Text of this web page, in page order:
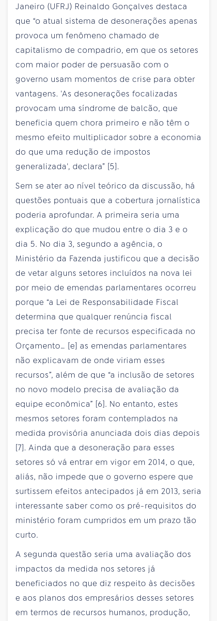
Janeiro (UFRJ) Reinaldo Gonçalves destaca
que “o atual sistema de desonerações apenas
provoca um fenômeno chamado de
capitalismo de compadrio, em que os setores
com maior poder de persuasão com o
governo usam momentos de crise para obter
vantagens. 'As desonerações focalizadas
provocam uma síndrome de balcão, que
beneficia quem chora primeiro e não têm o
mesmo efeito multiplicador sobre a economia
do que uma redução de impostos
generalizada', declara” [5].
Sem se ater ao nível teórico da discussão, há
questões pontuais que a cobertura jornalística
poderia aprofundar. A primeira seria uma
explicação do que mudou entre o dia 3 e o
dia 5. No dia 3, segundo a agência, o
Ministério da Fazenda justificou que a decisão
de vetar alguns setores incluídos na nova lei
por meio de emendas parlamentares ocorreu
porque “a Lei de Responsabilidade Fiscal
determina que qualquer renúncia fiscal
precisa ter fonte de recursos especificada no
Orçamento… [e] as emendas parlamentares
não explicavam de onde viriam esses
recursos”, além de que “a inclusão de setores
no novo modelo precisa de avaliação da
equipe econômica” [6]. No entanto, estes
mesmos setores foram contemplados na
medida provisória anunciada dois dias depois
[7]. Ainda que a desoneração para esses
setores só vá entrar em vigor em 2014, o que,
aliás, não impede que o governo espere que
surtissem efeitos antecipados já em 2013, seria
interessante saber como os pré-requisitos do
ministério foram cumpridos em um prazo tão
curto.
A segunda questão seria uma avaliação dos
impactos da medida nos setores já
beneficiados no que diz respeito às decisões
e aos planos dos empresários desses setores
em termos de recursos humanos, produção,